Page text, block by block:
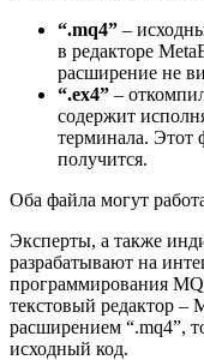
“.mq4” –
в редакторе
расширение не
“.ex4” –
содержит
терминала. Этот
получится.
Оба файла могут
Эксперты, а также
разрабатывают на
программирования
текстовый редактор –
расширением “.mq4”,
исходный код.